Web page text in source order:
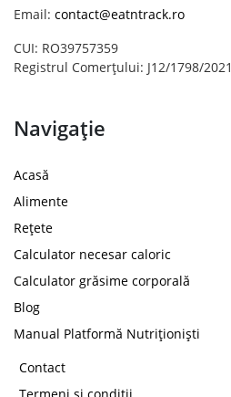
Email: contact@eatntrack.ro
CUI: RO39757359
Registrul Comerțului: J12/1798/2021
Navigație
Acasă
Alimente
Rețete
Calculator necesar caloric
Calculator grăsime corporală
Blog
Manual Platformă Nutriționiști
Contact